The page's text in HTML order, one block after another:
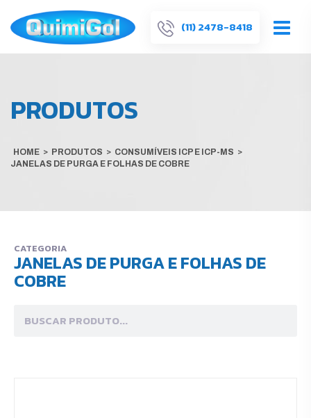
(11) 2478-8418
PRODUTOS
HOME > PRODUTOS > CONSUMÍVEIS ICP E ICP-MS >
JANELAS DE PURGA E FOLHAS DE COBRE
CATEGORIA
JANELAS DE PURGA E FOLHAS DE
COBRE